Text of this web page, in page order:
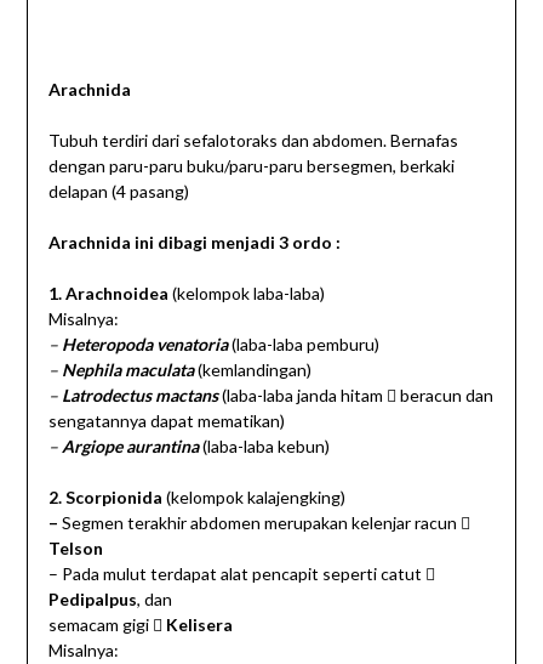
Arachnida
Tubuh terdiri dari sefalotoraks dan abdomen. Bernafas
dengan paru-paru buku/paru-paru bersegmen, berkaki
delapan (4 pasang)
Arachnida ini dibagi menjadi 3 ordo :
1. Arachnoidea (kelompok laba-laba)
Misalnya:
– Heteropoda venatoria(laba-laba pemburu)
– Nephila maculata(kemlandingan)
– Latrodectus mactans(laba-laba janda hitam  beracun dan
sengatannya dapat mematikan)
– Argiope aurantina(laba-laba kebun)
2. Scorpionida (kelompok kalajengking)
– Segmen terakhir abdomen merupakan kelenjar racun 
Telson
– Pada mulut terdapat alat pencapit seperti catut 
Pedipalpus, dan
semacam gigi  Kelisera
Misalnya: